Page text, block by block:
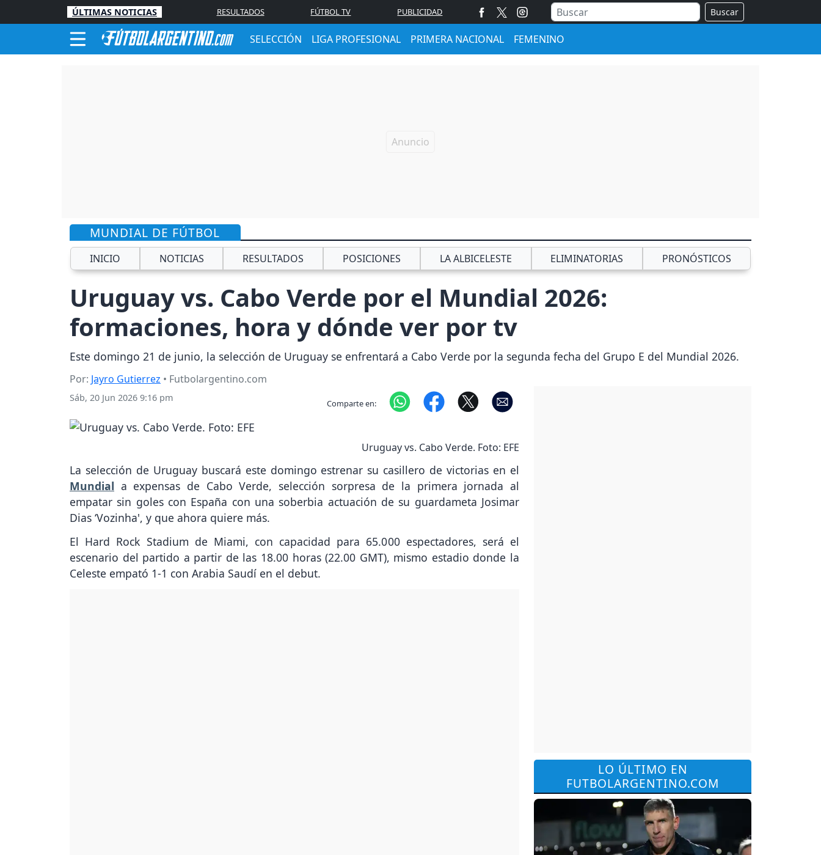
ÚLTIMAS NOTICIAS RESULTADOS FÚTBOL TV PUBLICIDAD Buscar
SELECCIÓN LIGA PROFESIONAL PRIMERA NACIONAL FEMENINO
MUNDIAL DE FÚTBOL
INICIO NOTICIAS RESULTADOS POSICIONES LA ALBICELESTE ELIMINATORIAS PRONÓSTICOS
Uruguay vs. Cabo Verde por el Mundial 2026:
formaciones, hora y dónde ver por tv
Este domingo 21 de junio, la selección de Uruguay se enfrentará a Cabo Verde por la segunda fecha del Grupo E del Mundial 2026.
Por: Jayro Gutierrez • Futbolargentino.com
Sáb, 20 Jun 2026 9:16 pm Comparte en:
Uruguay vs. Cabo Verde. Foto: EFE
La selección de Uruguay buscará este domingo estrenar su casillero de victorias en el
Mundial a expensas de Cabo Verde, selección sorpresa de la primera jornada al
empatar sin goles con España con una soberbia actuación de su guardameta Josimar
Dias ‘Vozinha', y que ahora quiere más.
El Hard Rock Stadium de Miami, con capacidad para 65.000 espectadores, será el
escenario del partido a partir de las 18.00 horas (22.00 GMT), mismo estadio donde la
Celeste empató 1-1 con Arabia Saudí en el debut.
LO ÚLTIMO EN
FUTBOLARGENTINO.COM